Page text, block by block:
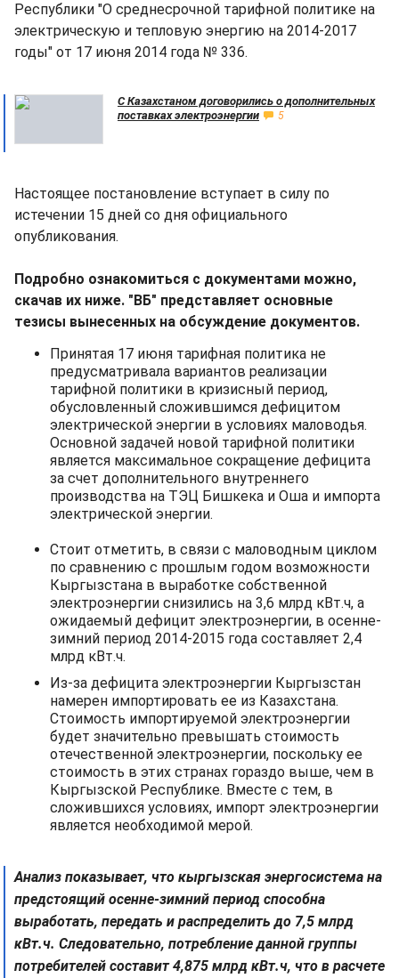
Республики "О среднесрочной тарифной политике на
электрическую и тепловую энергию на 2014-2017
годы" от 17 июня 2014 года № 336.
С Казахстаном договорились о дополнительных
поставках электроэнергии
5
Настоящее постановление вступает в силу по
истечении 15 дней со дня официального
опубликования.
Подробно ознакомиться с документами можно,
скачав их ниже. "ВБ" представляет основные
тезисы вынесенных на обсуждение документов.
Принятая 17 июня тарифная политика не
предусматривала вариантов реализации
тарифной политики в кризисный период,
обусловленный сложившимся дефицитом
электрической энергии в условиях маловодья.
Основной задачей новой тарифной политики
является максимальное сокращение дефицита
за счет дополнительного внутреннего
производства на ТЭЦ Бишкека и Оша и импорта
электрической энергии.
Стоит отметить, в связи с маловодным циклом
по сравнению с прошлым годом возможности
Кыргызстана в выработке собственной
электроэнергии снизились на 3,6 млрд кВт.ч, а
ожидаемый дефицит электроэнергии, в осенне-
зимний период 2014-2015 года составляет 2,4
млрд кВт.ч.
Из-за дефицита электроэнергии Кыргызстан
намерен импортировать ее из Казахстана.
Стоимость импортируемой электроэнергии
будет значительно превышать стоимость
отечественной электроэнергии, поскольку ее
стоимость в этих странах гораздо выше, чем в
Кыргызской Республике. Вместе с тем, в
сложившихся условиях, импорт электроэнергии
является необходимой мерой.
Анализ показывает, что кыргызская энергосистема на
предстоящий осенне-зимний период способна
выработать, передать и распределить до 7,5 млрд
кВт.ч. Следовательно, потребление данной группы
потребителей составит 4,875 млрд кВт.ч, что в расчете